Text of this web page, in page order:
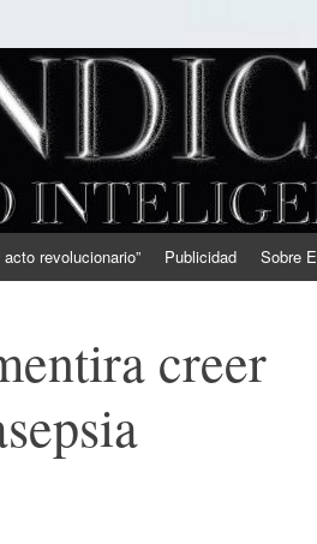
revolucionario” Publicidad Sobre
creer